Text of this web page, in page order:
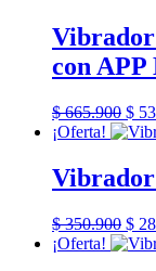
$
con APP
$665.900 El
era:
$
$
¡Oferta!
$350.900 El
$
¡Oferta!